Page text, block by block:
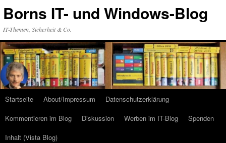
Inhalt
Borns IT- und Windows-Blog
IT-Themen, Sicherheit & Co.
Startseite About/Impressum
Datenschutzerklärung
Kommentieren im Blog
Diskussion Werben im IT-Blog
Spenden
Inhalt (Vista Blog)